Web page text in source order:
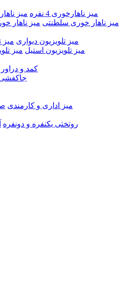
میز ناهارخوری 4 نفره
میز
میز ناهار خوری سلطنتی میز ناهار
میز تلویزیون دیواری میز
میز تلویزیون استیل میز
کمد و دراور
میز اداری و کارمندی
روتختی یکنفره و دونفره